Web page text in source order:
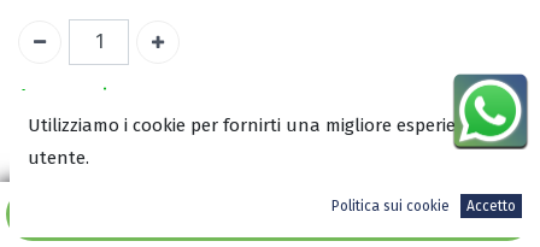
Aggiungi al carrello
A magazzino
COD: 3147
Utilizziamo i cookie per fornirti una migliore esperienza
utente.
Politica sui cookie Accetto